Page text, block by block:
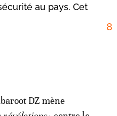
au pays. Cet
DZ mène
8